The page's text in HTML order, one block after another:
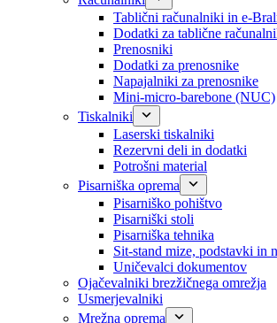
Tablični računalniki in e-
Dodatki za tablične
Prenosniki
Dodatki za prenosnike
Napajalniki za prenosnike
Mini-micro-barebone (NUC)
Tiskalniki
Laserski tiskalniki
Rezervni deli in dodatki
Potrošni material
Pisarniška oprema
Pisarniško pohištvo
Pisarniški stoli
Pisarniška tehnika
Sit-stand mize, podstavki in
Uničevalci dokumentov
Ojačevalniki brezžičnega omrežja
Usmerjevalniki
Mrežna oprema